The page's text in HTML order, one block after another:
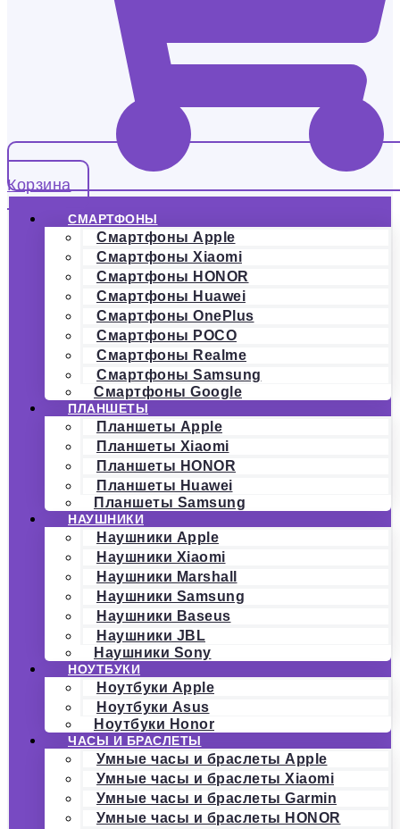
Корзина
СМАРТФОНЫ
Смартфоны Apple
Смартфоны Xiaomi
Смартфоны HONOR
Смартфоны Huawei
Смартфоны OnePlus
Смартфоны POCO
Смартфоны Realme
Смартфоны Samsung
Смартфоны Google
ПЛАНШЕТЫ
Планшеты Apple
Планшеты Xiaomi
Планшеты HONOR
Планшеты Huawei
Планшеты Samsung
НАУШНИКИ
Наушники Apple
Наушники Xiaomi
Наушники Marshall
Наушники Samsung
Наушники Baseus
Наушники JBL
Наушники Sony
НОУТБУКИ
Ноутбуки Apple
Ноутбуки Asus
Ноутбуки Honor
ЧАСЫ И БРАСЛЕТЫ
Умные часы и браслеты Apple
Умные часы и браслеты Xiaomi
Умные часы и браслеты Garmin
Умные часы и браслеты HONOR